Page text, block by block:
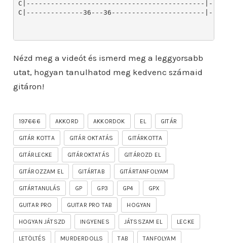
Nézd meg a videót és ismerd meg a leggyorsabb
utat, hogyan tanulhatod meg kedvenc számaid
gitáron!
197666 AKKORD AKKORDOK EL GITÁR
GITÁR KOTTA GITÁR OKTATÁS GITÁRKOTTA
GITÁRLECKE GITÁROKTATÁS GITÁROZD EL
GITÁROZZAM EL GITÁRTAB GITÁRTANFOLYAM
GITÁRTANULÁS GP GP3 GP4 GPX
GUITAR PRO GUITAR PRO TAB HOGYAN
HOGYAN JÁTSZD INGYENES JÁTSSZAM EL LECKE
LETÖLTÉS MURDERDOLLS TAB TANFOLYAM